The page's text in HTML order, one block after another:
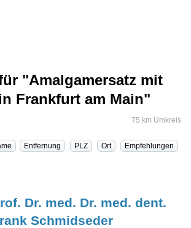
"Amalgamersatz mit
Frankfurt am Main"
75 km Umkreis
Entfernung PLZ Ort
Empfehlungen
Dr. med. Dr. med. dent.
Schmidseder